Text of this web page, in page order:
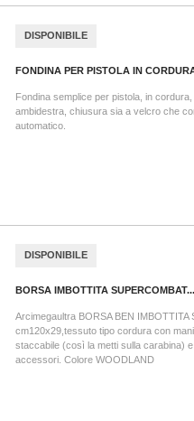
DISPONIBILE
FONDINA PER PISTOLA IN
Fondina semplice per pistola, in
ambidestra, chiusura sia a velcro che
automatico.
DISPONIBILE
BORSA IMBOTTITA SUPERCOMBAT...
Arcimegaultra BORSA BEN IMBOTTITA
cm120x29,tessuto tipo cordura con
staccabile (così la metti sulla carabina)
accessori. Colore WOODLAND